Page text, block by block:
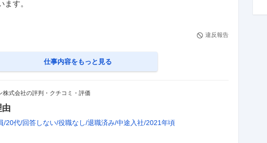
ます。
違反報告
仕事内容をもっと見る
株式会社の評判・クチコミ・評価
20代 回答しない 役職なし 退職済み 中途入社 2021年頃